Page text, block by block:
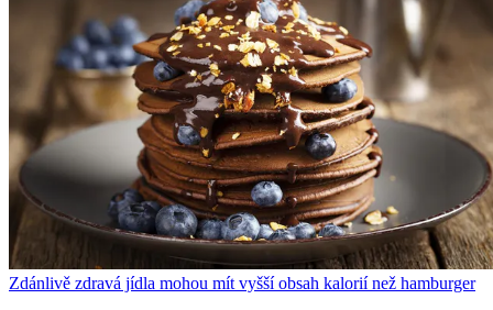
Zdánlivě zdravá jídla mohou mít vyšší obsah kalorií než hamburger